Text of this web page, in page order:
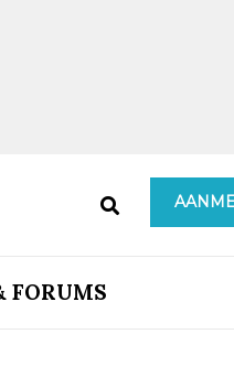
FORUMS